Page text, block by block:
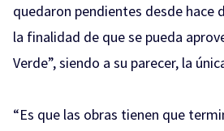
quedaron pendientes desde hace
la finalidad de que se pueda
Verde”, siendo a su parecer, la
“Es que las obras tienen que